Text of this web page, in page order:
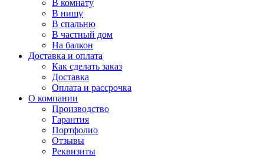
В комнату
В нишу
В спальню
В частный дом
На балкон
Доставка и оплата
Как сделать заказ
Доставка
Оплата и рассрочка
О компании
Производство
Гарантия
Портфолио
Отзывы
Реквизиты